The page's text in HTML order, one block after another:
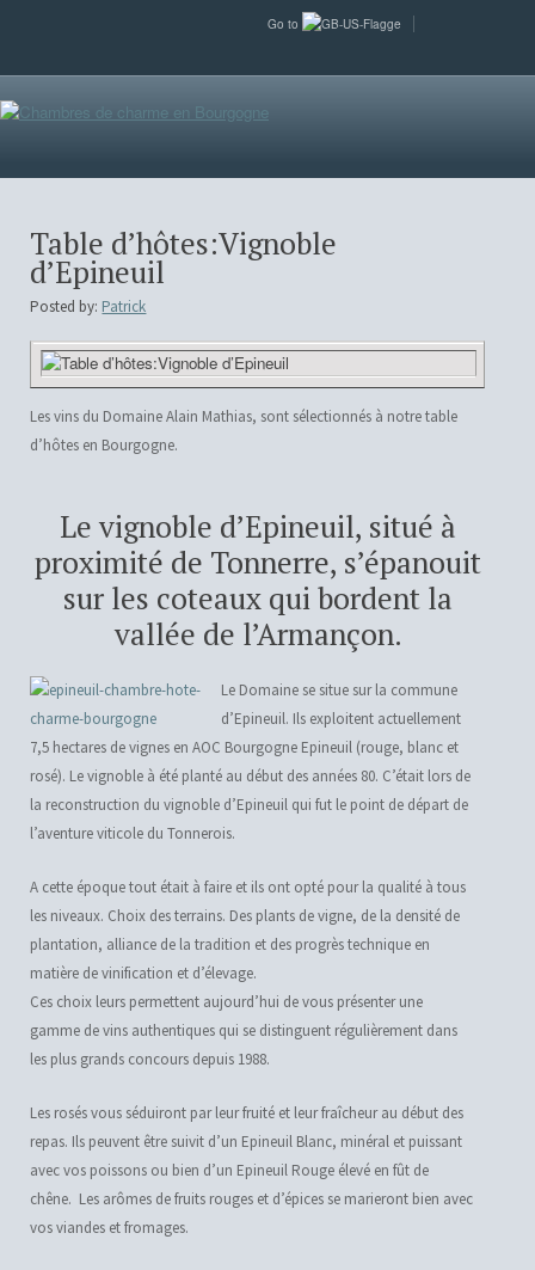
Go to
Table d’hôtes:Vignoble
d’Epineuil
Posted by: Patrick
Les vins du Domaine Alain Mathias, sont sélectionnés à notre table
d’hôtes en Bourgogne.
Le vignoble d’Epineuil, situé à
proximité de Tonnerre, s’épanouit
sur les coteaux qui bordent la
vallée de l’Armançon.
Le Domaine se situe sur la commune
d’Epineuil. Ils exploitent actuellement
7,5 hectares de vignes en AOC Bourgogne Epineuil (rouge, blanc et
rosé). Le vignoble à été planté au début des années 80. C’était lors de
la reconstruction du vignoble d’Epineuil qui fut le point de départ de
l’aventure viticole du Tonnerois.
A cette époque tout était à faire et ils ont opté pour la qualité à tous
les niveaux. Choix des terrains. Des plants de vigne, de la densité de
plantation, alliance de la tradition et des progrès technique en
matière de vinification et d’élevage.
Ces choix leurs permettent aujourd’hui de vous présenter une
gamme de vins authentiques qui se distinguent régulièrement dans
les plus grands concours depuis 1988.
Les rosés vous séduiront par leur fruité et leur fraîcheur au début des
repas. Ils peuvent être suivit d’un Epineuil Blanc, minéral et puissant
avec vos poissons ou bien d’un Epineuil Rouge élevé en fût de
chêne. Les arômes de fruits rouges et d’épices se marieront bien avec
vos viandes et fromages.